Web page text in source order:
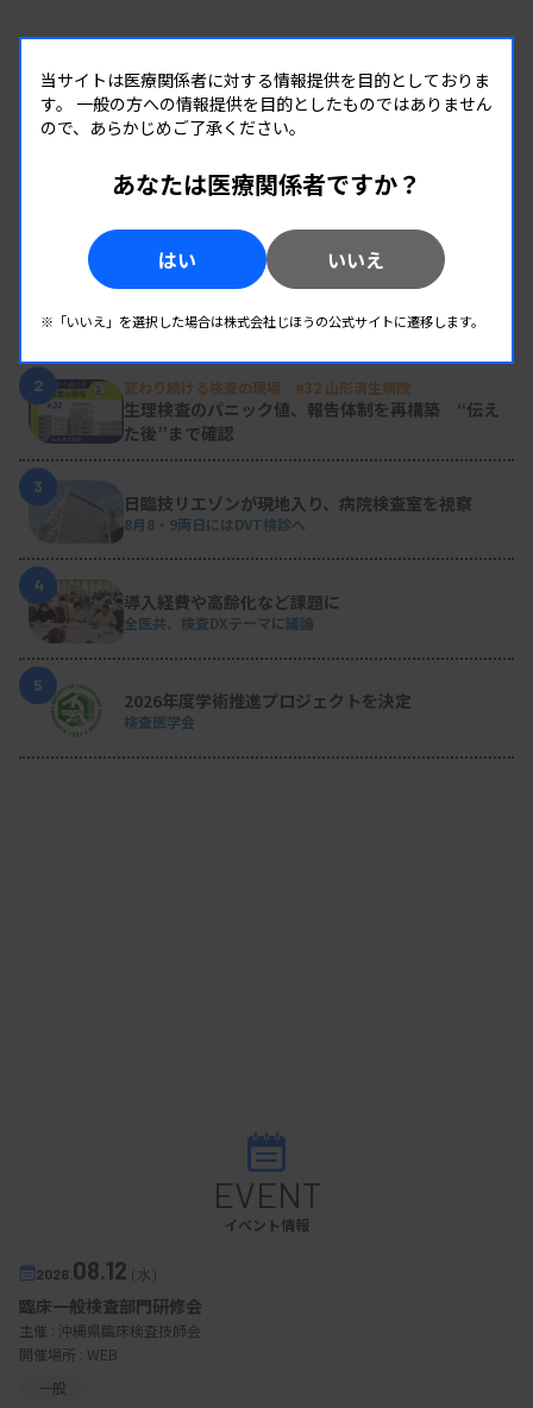
講演する白波瀬氏
画で
は、
京都
白波
瀬浩幸氏（日本臨床衛生検査技師会執行理事）が
「40年間の臨床検査技師生活を振り返って～芸（ス
ペシャリティ）は身を助く～」をテーマに講演。こ
れまで取得した病理や細胞診分野での認定資格と、
自らのキャリアを紹介しながら若手検査技師らにメ
ッセージを送った。
白波瀬氏は、さまざまな資格取得について、「取
得したからといって待遇が大きく変わるわけではな
「成長への架け橋～‘1人前’から‘1流’へ～」をテ
ーマとする同日の学会には現地とウェブを含めて約
150人が参加。特別企画のほか、一般演題12演題が
組まれた。
RANKING
人気の記事
チーム医療の中で信頼される技師
2 変わり続ける検査の現場 #32 山形済生病院
生理検査のパニック値、報告体制を再構築 “伝え
た後”まで確認
3
日臨技リエゾンが現地入り、病院検査室を視察
8月8・9両日にはDVT検診へ
4
導入経費や高齢化など課題に
全医共、検査DXテーマに議論
5
2026年度学術推進プロジェクトを決定
検査医学会
EVENT
イベント情報
2026. 08.12（水）
臨床一般検査部門研修会
主催 : 沖縄県臨床検査技師会
開催場所 : WEB
一般
当サイトは医療関係者に対する情報提供を目的としておりま
す。 一般の方への情報提供を目的としたものではありません
ので、あらかじめご了承ください。
あなたは医療関係者ですか？
はい いいえ
※「いいえ」を選択した場合は株式会社じほうの公式サイトに遷移します。